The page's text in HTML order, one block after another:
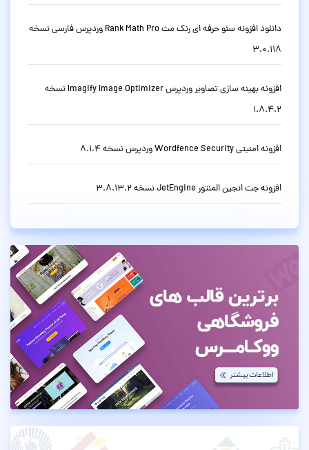
دانلود افزونه سئو حرفه ای رنک مث Rank Math Pro وردپرس فارسی نسخه
3.0.118
افزونه بهینه سازی تصاویر وردپرس Imagify Image Optimizer نسخه
1.8.4.2
افزونه امنیتی Wordfence Security وردپرس نسخه 8.1.4
افزونه جت انجین المنتور JetEngine نسخه 3.8.13.2